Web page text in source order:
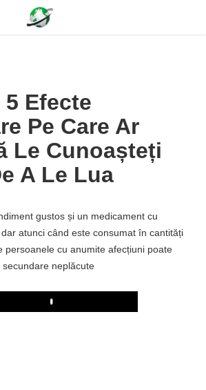
Efecte
Pe Care Ar
Le Cunoașteți
A Le Lua
gustos și un medicament cu
atunci când este consumat în cantități
persoanele cu anumite afecțiuni poate
neplăcute
Play